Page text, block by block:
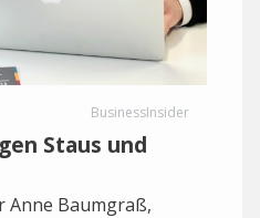
BusinessInsider
Staus und
Anne Baumgraß,